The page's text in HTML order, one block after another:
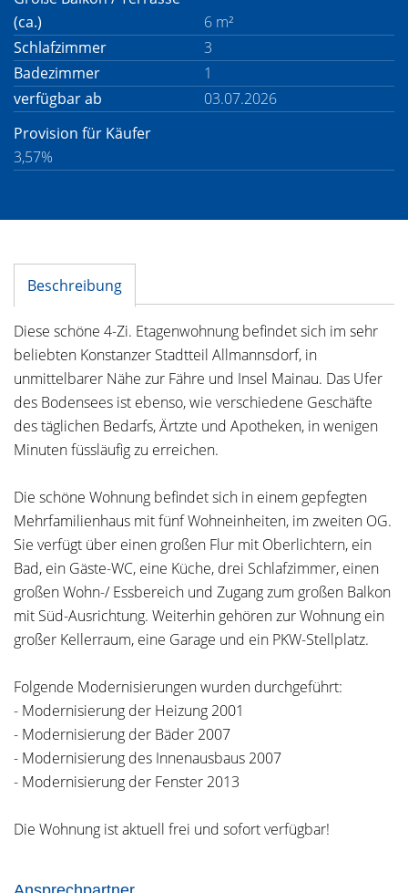
(ca.)
6 m²
Schlafzimmer
3
Badezimmer
1
verfügbar ab
03.07.2026
Provision für Käufer
3,57%
Beschreibung
Diese schöne 4-Zi. Etagenwohnung befindet sich im sehr
beliebten Konstanzer Stadtteil Allmannsdorf, in
unmittelbarer Nähe zur Fähre und Insel Mainau. Das Ufer
des Bodensees ist ebenso, wie verschiedene Geschäfte
des täglichen Bedarfs, Ärtzte und Apotheken, in wenigen
Minuten füssläufig zu erreichen.
Die schöne Wohnung befindet sich in einem gepfegten
Mehrfamilienhaus mit fünf Wohneinheiten, im zweiten OG.
Sie verfügt über einen großen Flur mit Oberlichtern, ein
Bad, ein Gäste-WC, eine Küche, drei Schlafzimmer, einen
großen Wohn-/ Essbereich und Zugang zum großen Balkon
mit Süd-Ausrichtung. Weiterhin gehören zur Wohnung ein
großer Kellerraum, eine Garage und ein PKW-Stellplatz.
Folgende Modernisierungen wurden durchgeführt:
- Modernisierung der Heizung 2001
- Modernisierung der Bäder 2007
- Modernisierung des Innenausbaus 2007
- Modernisierung der Fenster 2013
Die Wohnung ist aktuell frei und sofort verfügbar!